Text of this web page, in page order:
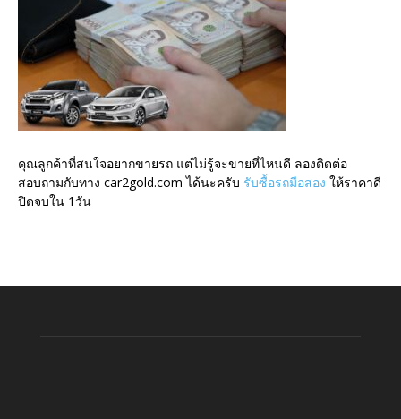
คุณลูกค้าที่สนใจอยากขายรถ แต่ไม่รู้จะขายที่ไหนดี ลองติดต่อ
สอบถามกับทาง car2gold.com ได้นะครับ รับซื้อรถมือสอง ให้ราคาดี
ปิดจบใน 1วัน